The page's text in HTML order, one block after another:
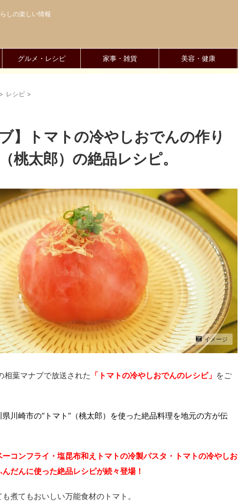
しの楽しい情報
グルメ・レシピ 家事・雑貨 美容・健康
> レシピ >
】トマトの冷やしおでんの作り
桃太郎）の絶品レシピ。
イメージ
葉マナブで放送された 「トマトの冷やしおでんのレシピ」 をご
川崎市の“トマト”（桃太郎）を使った絶品料理を地元の方が伝
ーコンフライ・塩昆布和えトマトの冷製パスタ・トマトの冷やしお
だんに使った絶品レシピが続々登場！
煮てもおいしい万能食材のトマト。